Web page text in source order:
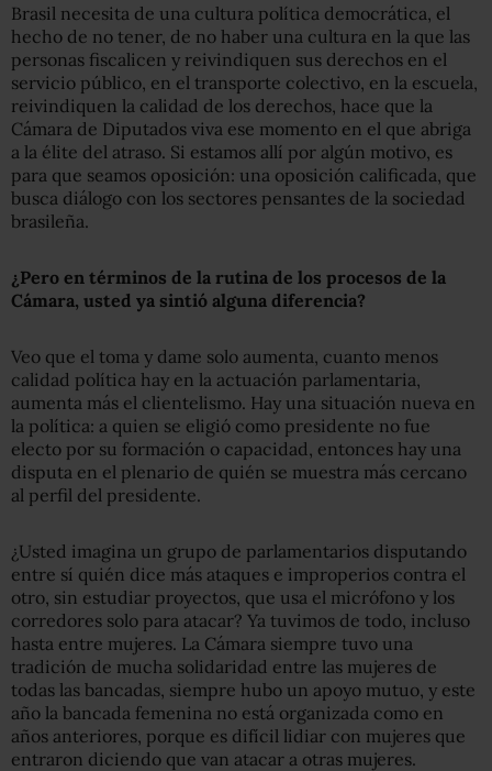
Brasil necesita de una cultura política democrática, el
hecho de no tener, de no haber una cultura en la que las
personas fiscalicen y reivindiquen sus derechos en el
servicio público, en el transporte colectivo, en la escuela,
reivindiquen la calidad de los derechos, hace que la
Cámara de Diputados viva ese momento en el que abriga
a la élite del atraso. Si estamos allí por algún motivo, es
para que seamos oposición: una oposición calificada, que
busca diálogo con los sectores pensantes de la sociedad
brasileña.
¿Pero en términos de la rutina de los procesos de la
Cámara, usted ya sintió alguna diferencia?
Veo que el toma y dame solo aumenta, cuanto menos
calidad política hay en la actuación parlamentaria,
aumenta más el clientelismo. Hay una situación nueva en
la política: a quien se eligió como presidente no fue
electo por su formación o capacidad, entonces hay una
disputa en el plenario de quién se muestra más cercano
al perfil del presidente.
¿Usted imagina un grupo de parlamentarios disputando
entre sí quién dice más ataques e improperios contra el
otro, sin estudiar proyectos, que usa el micrófono y los
corredores solo para atacar? Ya tuvimos de todo, incluso
hasta entre mujeres. La Cámara siempre tuvo una
tradición de mucha solidaridad entre las mujeres de
todas las bancadas, siempre hubo un apoyo mutuo, y este
año la bancada femenina no está organizada como en
años anteriores, porque es difícil lidiar con mujeres que
entraron diciendo que van atacar a otras mujeres.